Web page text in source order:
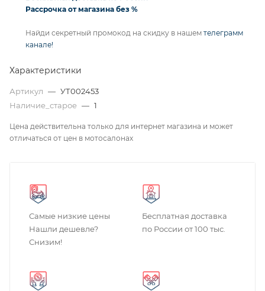
Рассрочка от магазина без %
Найди секретный промокод на скидку в нашем телеграмм
канале!
Характеристики
Артикул — УТ002453
Наличие_старое — 1
Цена действительна только для интернет магазина и может
отличаться от цен в мотосалонах
Самые низкие цены
Нашли дешевле?
Снизим!
Бесплатная доставка
по России от 100 тыс.